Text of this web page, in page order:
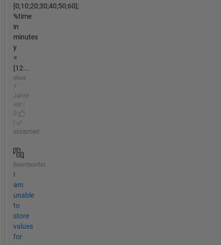
[0;10;20;30;40;50;60];
%time
in
minutes
y
=
[12...
etwa
7
Jahre
vor |
0
|
akzeptiert
Beantwortet
I
am
unable
to
store
values
for